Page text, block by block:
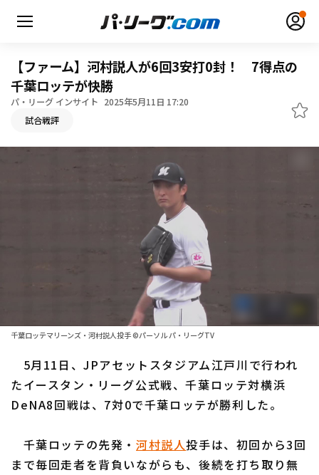
ファーム東地区
ファーム西地区
交流戦
選手名鑑トップ
北海道日本ハムファイターズ
東北楽天ゴールデンイーグルス
千葉ロッテマリーンズ
ニュース
設定
【ファーム】河村説人が6回3安打0封！ 7得点の
千葉ロッテが快勝
パ・リーグ インサイト 2025年5月11日 17:20
試合戦評
千葉ロッテマリーンズ・河村説人投手 ©パーソル パ・リーグTV
5月11日、JPアセットスタジアム江戸川で行われ
たイースタン・リーグ公式戦、千葉ロッテ対横浜
DeNA8回戦は、7対0で千葉ロッテが勝利した。
千葉ロッテの先発・河村説人投手は、初回から3回
まで毎回走者を背負いながらも、後続を打ち取り無